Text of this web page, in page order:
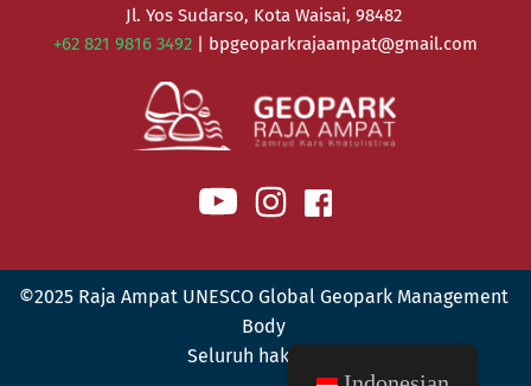
Jl. Yos Sudarso, Kota Waisai, 98482
+62 821 9816 3492 | bpgeoparkrajaampat@gmail.com
©2025 Raja Ampat UNESCO Global Geopark Management
Body
Seluruh hak cipta.